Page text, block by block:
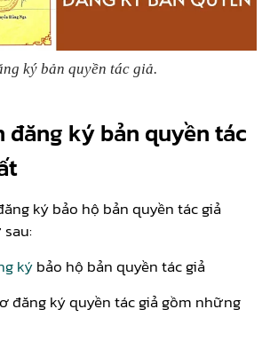
ký bản quyền tác giả.
đăng ký bản quyền tác
ký bảo hộ bản quyền tác giả
kýbảo hộ bản quyền tác giả
đăng ký quyền tác giả gồm những